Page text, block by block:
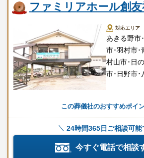
ファミリアホール創
対応エリア
あきる野市
市･羽村市･
村山市･日
市･日野市･
この葬儀社のおすすめポイ
24時間365日ご相談可能
今すぐ電話で相談